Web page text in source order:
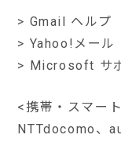
> Gmail ヘルプ
> Yahoo!メール
> Microsoft サ
<携帯・スマー
NTTdocomo、